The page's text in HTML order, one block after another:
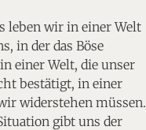
leben wir in einer Welt
in der das Böse
einer Welt, die unser
bestätigt, in einer
widerstehen müssen.
gibt uns der